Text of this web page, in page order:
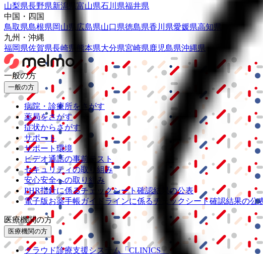
山梨県長野県新潟県 富山県石川県福井県
中国・四国
鳥取県島根県岡山県 広島県山口県徳島県香川県愛媛県高知県
九州・沖縄
福岡県佐賀県長崎県 熊本県大分県宮崎県鹿児島県沖縄県
一般の方
一般の方
病院・診療所をさがす
薬局をさがす
症状からさがす
サポート
サポート環境
ビデオ通話の事前テスト
セキュリティの取り組み
安心安全への取り組み
PHR指針に係るチェックシート確認結果の公表
電子版お薬手帳ガイドラインに係るチェックシート確認結果の公
医療機関の方
医療機関の方
クラウド診療支援システム
「CLINICS」